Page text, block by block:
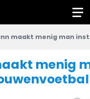
maakt menig man
menig